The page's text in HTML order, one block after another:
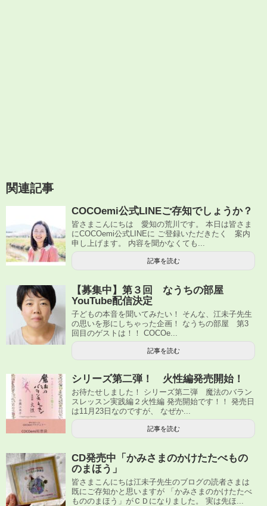
関連記事
COCOemi公式LINEご存知でしょうか？
皆さまこんにちは 愛知の荒川です。 本日は皆さま
にCOCOemi公式LINEに ご登録いただきたく 案内
申し上げます。 内容を聞かなくても...
記事を読む
【募集中】第３回 なうちの部屋
YouTube配信決定
子どもの本音を聞いてみたい！ そんな、江未子先生
の思いを形にしちゃった企画！ なうちの部屋 第3
回目のゲストは！！ COCOe...
記事を読む
シリーズ第二弾！ 火性編発売開始！
お待たせしました！ シリーズ第二弾 魔法のバラン
スレッスン実践編２火性編 発売開始です！！ 発売日
は11月23日なのですが、 なぜか...
記事を読む
CD発売中「かみさまのかけたたべもの
のまほう」
皆さまこんにちは江未子先生のブログの読者さまは
既にご存知かと思いますが 「かみさまのかけたたべ
もののまほう」がＣＤになりました。 実は先ほ...